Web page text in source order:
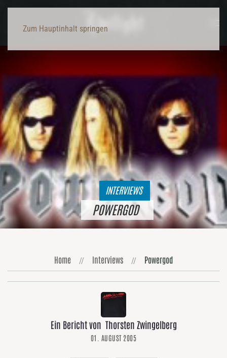
Zum Hauptinhalt springen
INTERVIEWS
POWERGOD
Home Interviews Powergod
Ein Bericht von Thorsten Zwingelberg
01. AUGUST 2005